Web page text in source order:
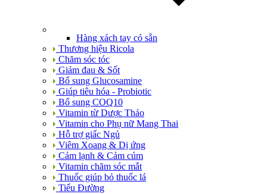
Hàng xách tay có sẵn
Thương hiệu Ricola
Chăm sóc tóc
Giảm đau & Sốt
Bổ sung Glucosamine
Giúp tiêu hóa - Probiotic
Bổ sung COQ10
Vitamin từ Dược Thảo
Vitamin cho Phụ nữ Mang Thai
Hỗ trợ giấc Ngủ
Viêm Xoang & Dị ứng
Cảm lạnh & Cảm cúm
Vitamin chăm sóc mắt
Thuốc giúp bỏ thuốc lá
Tiểu Đường